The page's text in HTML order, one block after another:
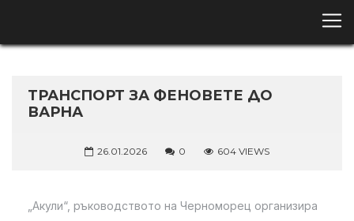
ТРАНСПОРТ ЗА ФЕНОВЕТЕ ДО
ВАРНА
26.01.2026 0 604 VIEWS
„Акули“, ръководството на Черноморец организира